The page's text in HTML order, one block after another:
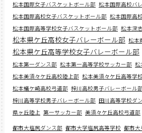
松本国際女子バスケットボール部 松本国際高校バ
松本国際高校女子バスケットボール部 松本国際高
松本国際高等学校女子バスケットボール部 松本深
松本県ケ丘高校女子バレーボール部 松本
松本県ケ丘高等学校女子バレーボール部
松本第一ダンス部 松本第一高等学校サッカー部 松
松本美須々ケ丘高校陸上部 松本美須々ケ丘高等学
松本蟻ケ崎高校弓道部 梓川高校男子バレーボール部
梓川高等学校男子バレーボール部 田川高等学校ダ
県ヶ丘陸上 第一サッカー部 美須々ケ丘高校弓道部
都市大塩尻ダンス部 都市大学塩尻高等学校 都市大